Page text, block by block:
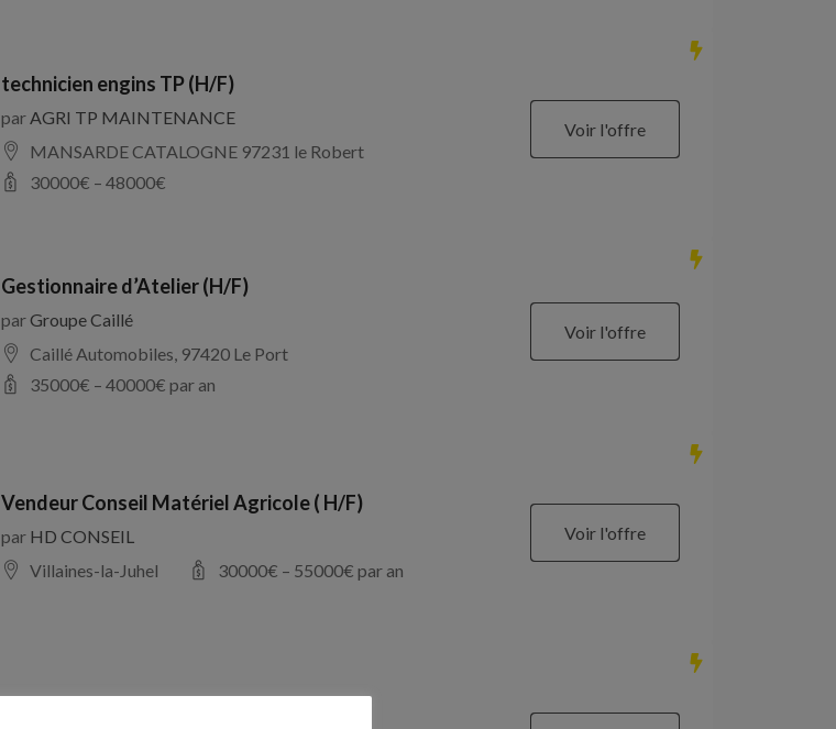
technicien engins TP (H/F)
parAGRI TP MAINTENANCE
MANSARDE CATALOGNE 97231 le Robert
30000€ – 48000€
Voir l'offre
Gestionnaire d’Atelier (H/F)
parGroupe Caillé
Caillé Automobiles, 97420 Le Port
35000€ – 40000€ par an
Voir l'offre
Vendeur Conseil Matériel Agricole ( H/F)
par HD CONSEIL
Villaines-la-Juhel
30000€ – 55000€ par an
Voir l'offre